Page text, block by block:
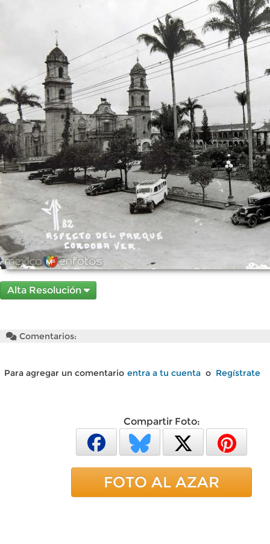
Alta Resolución
Comentarios:
Para agregar un comentario entra a tu cuenta o Regístrate
Compartir Foto:
FOTO AL AZAR